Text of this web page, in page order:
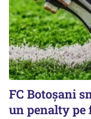
FC Botoşani
un penalty pe